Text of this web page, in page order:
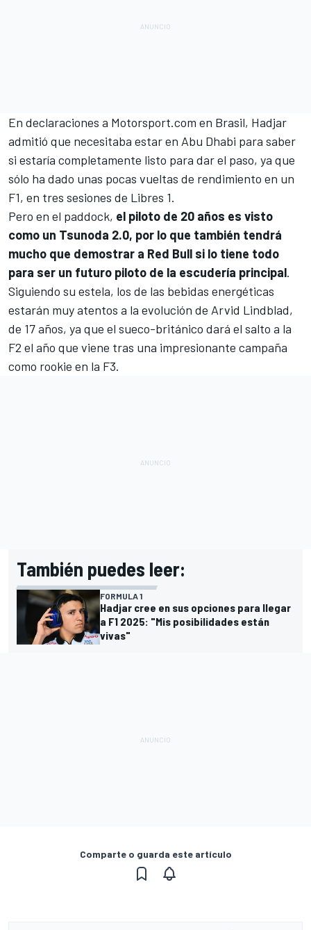
En declaraciones a Motorsport.com en Brasil, Hadjar
admitió que necesitaba estar en Abu Dhabi para saber
si estaría completamente listo para dar el paso, ya que
sólo ha dado unas pocas vueltas de rendimiento en un
F1, en tres sesiones de Libres 1.
Pero en el paddock, el piloto de 20 años es visto
como un Tsunoda 2.0, por lo que también tendrá
mucho que demostrar a Red Bull si lo tiene todo
para ser un futuro piloto de la escudería principal.
Siguiendo su estela, los de las bebidas energéticas
estarán muy atentos a la evolución de Arvid Lindblad,
de 17 años, ya que el sueco-británico dará el salto a la
F2 el año que viene tras una impresionante campaña
como rookie en la F3.
También puedes leer:
FORMULA 1
Hadjar cree en sus opciones para llegar
a F1 2025: "Mis posibilidades están
vivas"
Comparte o guarda este artículo